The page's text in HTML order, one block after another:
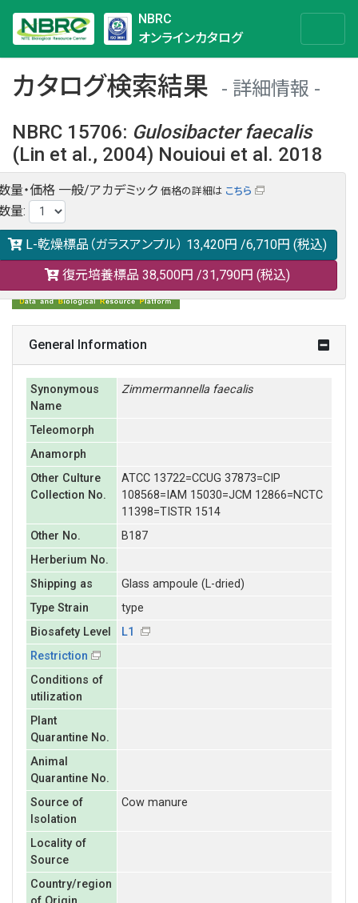
NBRC
オンラインカタログ
カタログ検索結果
詳細情報
NBRC 15706: Gulosibacter faecalis
(Lin et al., 2004) Nouioui et al. 2018
NBRC 15706の情報や関連データは以下のバナー(DBRP)か
らご覧ください。
日本語での検索も可能です。
量・価格 一般/アカデミック 価格の詳細は こちら
量:
L-乾燥標品（ガラスアンプル） 13,420円 /6,710円 (税込)
復元培養標品 38,500円 /31,790円 (税込)
General Information
Synonymous
Name
Zimmermannella faecalis
Teleomorph
Anamorph
Other Culture
Collection No.
ATCC 13722=CCUG 37873=CIP
108568=IAM 15030=JCM 12866=NCTC
11398=TISTR 1514
Other No.
B187
Herberium No.
Shipping as
Glass ampoule (L-dried)
Type Strain
type
Biosafety Level
L1
Restriction
Conditions of
utilization
Plant
Quarantine No.
Animal
Quarantine No.
Source of
Isolation
Cow manure
Locality of
Source
Country/region